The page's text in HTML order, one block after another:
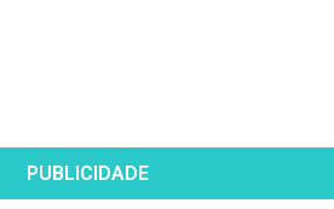
PUBLICIDADE